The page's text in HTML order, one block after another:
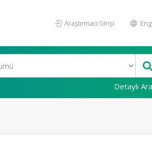
Araştırmacı Girişi
Detaylı